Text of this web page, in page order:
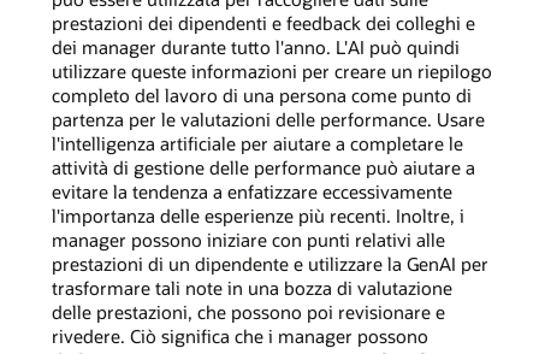
prestazioni dei dipendenti e feedback dei colleghi e
dei manager durante tutto l'anno. L'AI può quindi
utilizzare queste informazioni per creare un riepilogo
completo del lavoro di una persona come punto di
partenza per le valutazioni delle performance. Usare
l'intelligenza artificiale per aiutare a completare le
attività di gestione delle performance può aiutare a
evitare la tendenza a enfatizzare eccessivamente
l'importanza delle esperienze più recenti. Inoltre, i
manager possono iniziare con punti relativi alle
prestazioni di un dipendente e utilizzare la GenAI per
trasformare tali note in una bozza di valutazione
delle prestazioni, che possono poi revisionare e
rivedere. Ciò significa che i manager possono